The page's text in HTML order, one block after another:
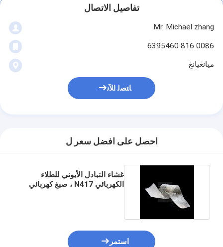
تفاصيل الاتصال
Mr. Michael zhang
0086 816 6395460
ميانغيانغ
ﺎﺘﺼﻟ ﺍﻶﻧ
احصل على افضل سعر ل
غشاء التبادل الأيوني للطلاء
الكهربائي N417 ، صبغ كهربائي
استمر